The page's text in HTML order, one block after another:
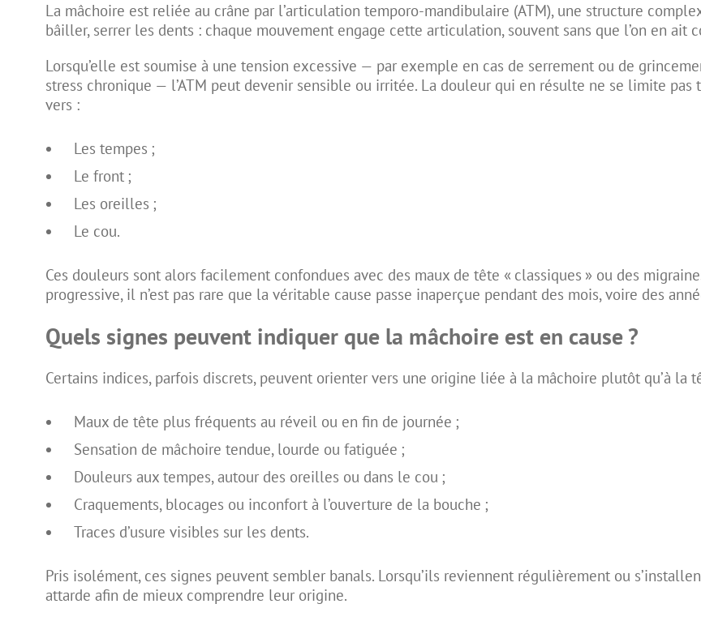
La mâchoire est reliée au crâne par l’articulation temporo-mandibulaire (ATM), une structure
bâiller, serrer les dents : chaque mouvement engage cette articulation, souvent sans que l’on en ait
Lorsqu’elle est soumise à une tension excessive — par exemple en cas de serrement ou de
stress chronique — l’ATM peut devenir sensible ou irritée. La douleur qui en résulte ne se limite
vers :
Les tempes ;
Le front ;
Les oreilles ;
Le cou.
Ces douleurs sont alors facilement confondues avec des maux de tête « classiques » ou des
progressive, il n’est pas rare que la véritable cause passe inaperçue pendant des mois, voire des
Quels signes peuvent indiquer que la mâchoire est en cause ?
Certains indices, parfois discrets, peuvent orienter vers une origine liée à la mâchoire plutôt qu’à la
Maux de tête plus fréquents au réveil ou en fin de journée ;
Sensation de mâchoire tendue, lourde ou fatiguée ;
Douleurs aux tempes, autour des oreilles ou dans le cou ;
Craquements, blocages ou inconfort à l’ouverture de la bouche ;
Traces d’usure visibles sur les dents.
Pris isolément, ces signes peuvent sembler banals. Lorsqu’ils reviennent régulièrement ou
attarde afin de mieux comprendre leur origine.